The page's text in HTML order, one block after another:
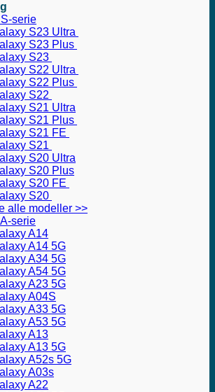
serie
S23 Ultra
S23 Plus
S23
S22 Ultra
S22 Plus
S22
S21 Ultra
S21 Plus
S21 FE
S21
S20 Ultra
S20 Plus
S20 FE
S20
alle modeller >>
serie
A14
A14 5G
A34 5G
A54 5G
A23 5G
A04S
A33 5G
A53 5G
A13
A13 5G
A52s 5G
A03s
A22